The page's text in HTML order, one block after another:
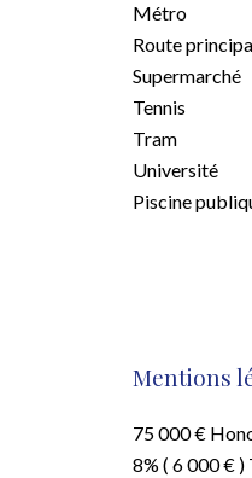
Métro
Route
Supermarché
Tennis
Tram
Université
Piscine
Mentions
75 000 €
8% ( 6 000 €